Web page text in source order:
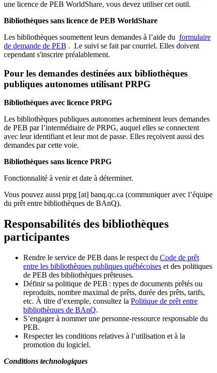
une licence de PEB WorldShare, vous devez utiliser cet outil.
Bibliothèques sans licence de PEB WorldShare
Les bibliothèques soumettent leurs demandes à l’aide du formulaire
de demande de PEB . Le suivi se fait par courriel. Elles doivent
cependant s'inscrire préalablement.
Pour les demandes destinées aux bibliothèques
publiques autonomes utilisant PRPG
Bibliothèques avec licence PRPG
Les bibliothèques publiques autonomes acheminent leurs demandes
de PEB par l’intermédiaire de PRPG, auquel elles se connectent
avec leur identifiant et leur mot de passe. Elles reçoivent aussi des
demandes par cette voie.
Bibliothèques sans licence PRPG
Fonctionnalité à venir et date à déterminer.
Vous pouvez aussi prpg [at] banq.qc.ca (communiquer avec l’équipe
du prêt entre bibliothèques de BAnQ).
Responsabilités des bibliothèques
participantes
Rendre le service de PEB dans le respect du Code de prêt
entre les bibliothèques publiques québécoises et des politiques
de PEB des bibliothèques prêteuses.
Définir sa politique de PEB : types de documents prêtés ou
reproduits, nombre maximal de prêts, durée des prêts, tarifs,
etc. À titre d’exemple, consultez la Politique de prêt entre
bibliothèques de BAnQ.
S’engager à nommer une personne-ressource responsable du
PEB.
Respecter les conditions relatives à l’utilisation et à la
promotion du logiciel.
Conditions technologiques